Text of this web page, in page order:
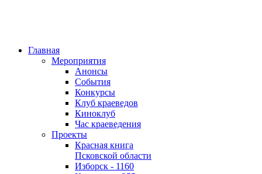
Главная
Мероприятия
Анонсы
События
Конкурсы
Клуб краеведов
Киноклуб
Час краеведения
Проекты
Красная книга
Псковской области
Изборск - 1160